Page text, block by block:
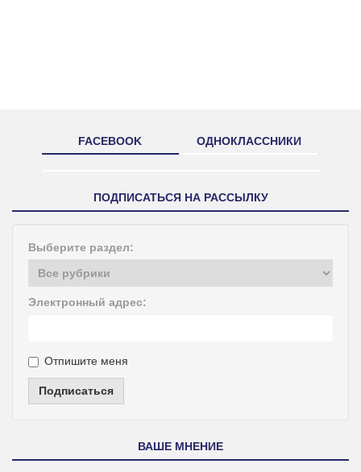
FACEBOOK ОДНОКЛАССНИКИ
ПОДПИСАТЬСЯ НА РАССЫЛКУ
Выберите раздел:
Электронный адрес:
Отпишите меня
Подписаться
ВАШЕ МНЕНИЕ